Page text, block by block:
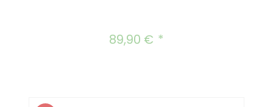
Regulärer Preis:
89,90 €